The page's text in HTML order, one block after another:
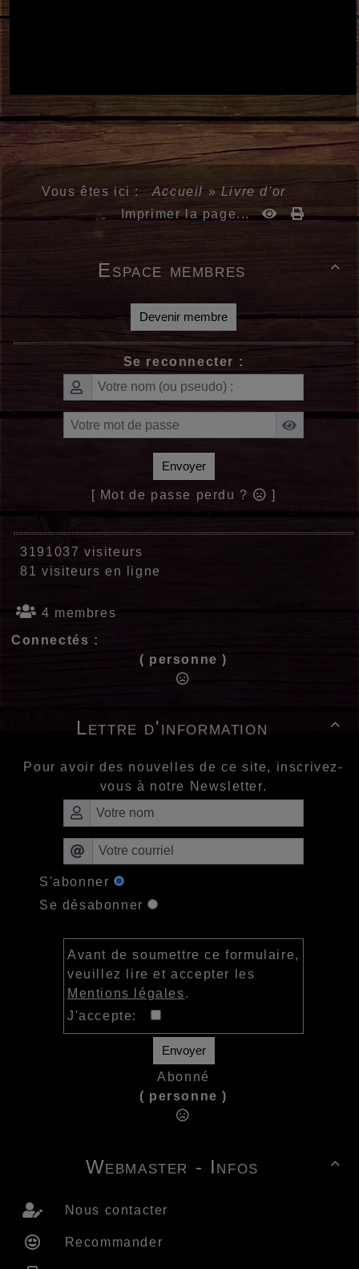
Vous êtes ici : Accueil»Livre d'or
Imprimer la page...

Espace membres
Devenir membre
Se reconnecter :
Envoyer
[ Mot de passe perdu ? ]
3191037 visiteurs
81 visiteurs en ligne
4 membres
Connectés :
( personne )

Lettre d'information
Pour avoir des nouvelles de ce site, inscrivez-
vous à notre Newsletter.
S'abonner
Se désabonner
Avant de soumettre ce formulaire,
veuillez lire et accepter les
Mentions légales.
J'accepte:
Envoyer
Abonné
( personne )

Webmaster - Infos
Nous contacter
Recommander